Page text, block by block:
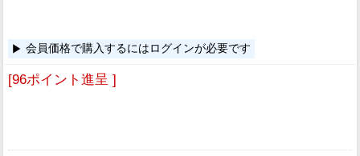
会員価格で購入するにはログインが必要です
[96ポイント進呈 ]